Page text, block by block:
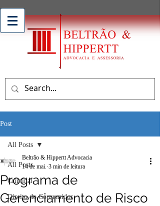
Post
All Posts
Criminal
Direito do Consumidor
All Posts
Programa de
Gerenciamento de Risco
Beltrão & Hippertt Advocacia
14 de mai. 3 min de leitura